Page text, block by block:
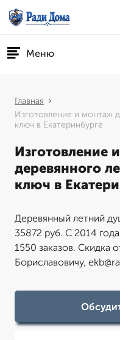
Меню
Главная
Изготовление и монтаж
ключ в Екатеринбурге
Изготовление
деревянного
ключ в
Деревянный летний
35872 руб. С 2014
1550 заказов. Скидка
Бориславовичу,